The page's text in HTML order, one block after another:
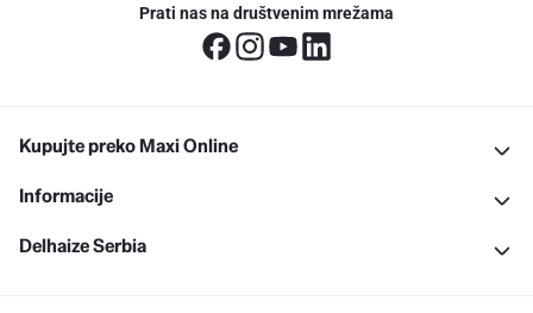
Prati nas na društvenim mrežama
Kupujte preko Maxi Online
Informacije
Delhaize Serbia